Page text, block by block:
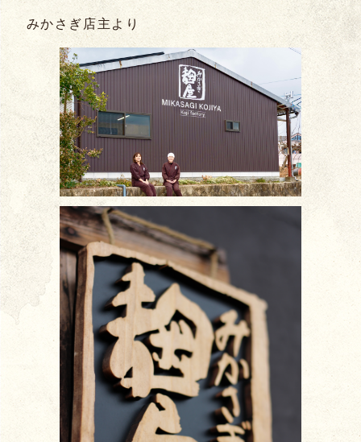
みかさぎ店主より